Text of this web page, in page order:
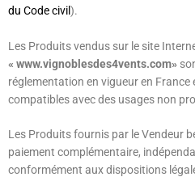
du Code civil).
Les Produits vendus sur le site
« www.vignoblesdes4vents.com»
réglementation en vigueur en
compatibles avec des usages non
Les Produits fournis par le Vendeur
paiement complémentaire,
conformément aux dispositions